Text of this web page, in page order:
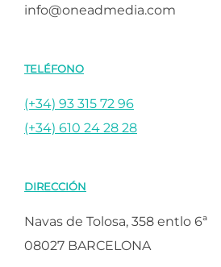
info@oneadmedia.com
TELÉFONO
(+34) 93 315 72 96
(+34) 610 24 28 28
DIRECCIÓN
Navas de Tolosa, 358 entlo 6ª
08027 BARCELONA